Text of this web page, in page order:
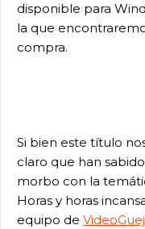
disponible para
la que
compra.
Si bien este título
claro que han
morbo con la
Horas y horas
equipo de